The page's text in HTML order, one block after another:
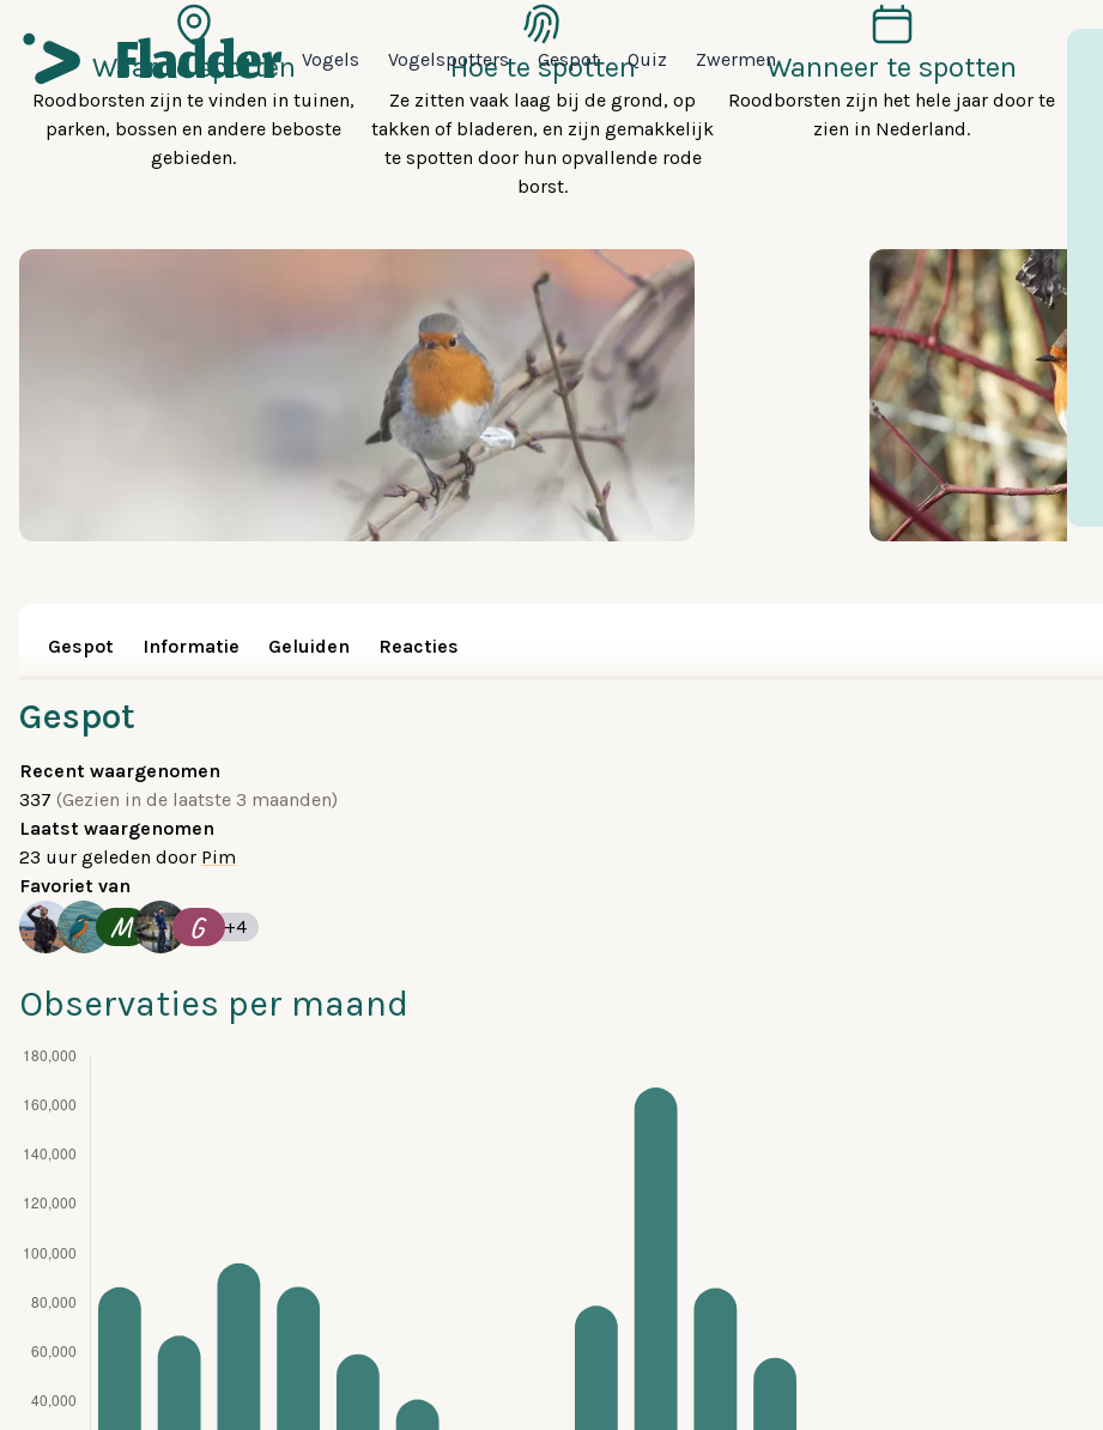
Vogels Vogelspotters Gespot Quiz Zwermen
Waar te spotten
Roodborsten zijn te vinden in tuinen,
parken, bossen en andere beboste
gebieden.
Hoe te spotten
Ze zitten vaak laag bij de grond, op
takken of bladeren, en zijn gemakkelijk
te spotten door hun opvallende rode
borst.
Wanneer te spotten
Roodborsten zijn het hele jaar door te
zien in Nederland.
Gespot Informatie Geluiden Reacties
Gespot
Recent waargenomen
337 (Gezien in de laatste 3 maanden)
Laatst waargenomen
23 uur geleden door Pim
Favoriet van
M G +4
Observaties per maand